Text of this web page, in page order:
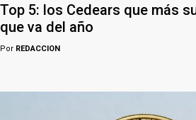
Top 5: los Cedears que más
que va del año
Por REDACCION